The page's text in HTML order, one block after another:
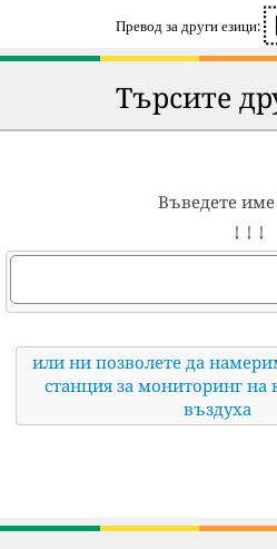
Превод за други езици:
Търсите
Въведете име
↓ ↓ ↓
или ни позволете да
станция за мониторинг на
въздуха